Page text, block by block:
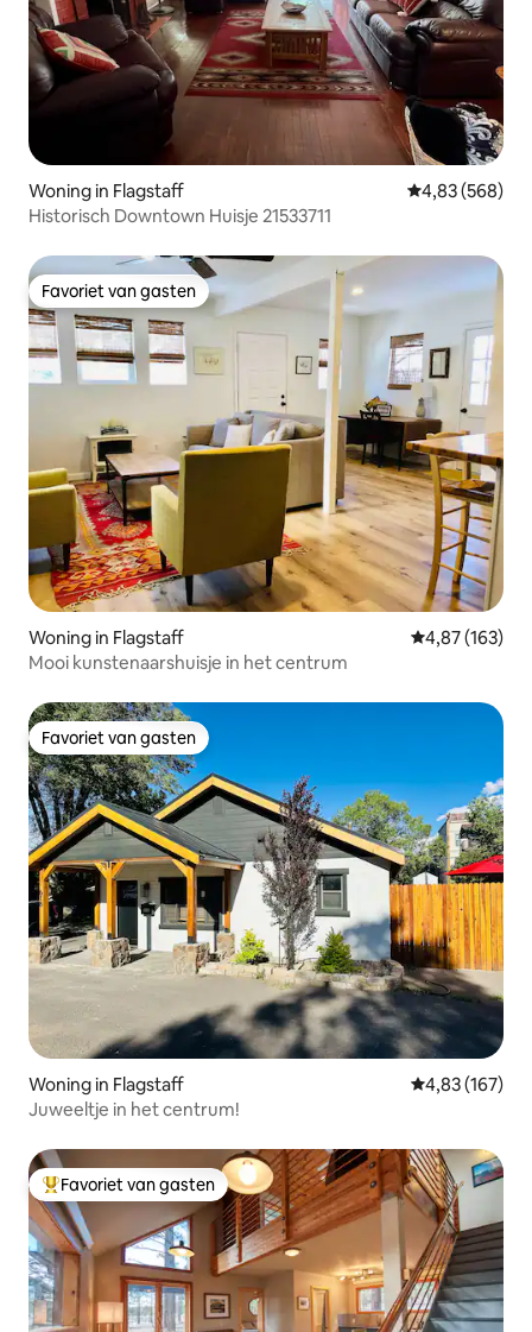
Woning in Flagstaff Gemiddelde
4,83 (568)
Historisch Downtown Huisje 21533711
Favoriet van gasten
Favoriet van gasten
Woning in Flagstaff Gemiddelde
4,87 (163)
Mooi kunstenaarshuisje in het centrum
Favoriet van gasten
Favoriet van gasten
Woning in Flagstaff Gemiddelde
4,83 (167)
Juweeltje in het centrum!
Topfavoriet van gasten
Favoriet van gasten